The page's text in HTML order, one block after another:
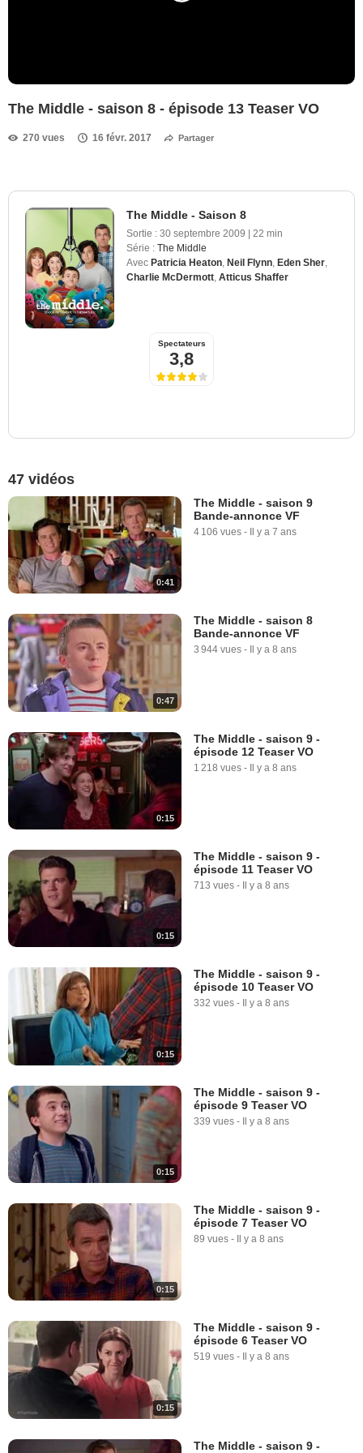
The Middle - saison 8 - épisode 13 Teaser VO
270 vues 16 févr. 2017 Partager
The Middle - Saison 8
Sortie : 30 septembre 2009 | 22 min
Série : The Middle
Avec Patricia Heaton Neil Flynn Eden Sher
Charlie McDermott Atticus Shaffer
Spectateurs
3,8
47 vidéos
0:41
The Middle - saison 9
Bande-annonce VF
4 106 vues - Il y a 7 ans
0:47
The Middle - saison 8
Bande-annonce VF
3 944 vues - Il y a 8 ans
0:15
The Middle - saison 9 -
épisode 12 Teaser VO
1 218 vues - Il y a 8 ans
0:15
The Middle - saison 9 -
épisode 11 Teaser VO
713 vues - Il y a 8 ans
0:15
The Middle - saison 9 -
épisode 10 Teaser VO
332 vues - Il y a 8 ans
0:15
The Middle - saison 9 -
épisode 9 Teaser VO
339 vues - Il y a 8 ans
0:15
The Middle - saison 9 -
épisode 7 Teaser VO
89 vues - Il y a 8 ans
0:15
The Middle - saison 9 -
épisode 6 Teaser VO
519 vues - Il y a 8 ans
The Middle - saison 9 -